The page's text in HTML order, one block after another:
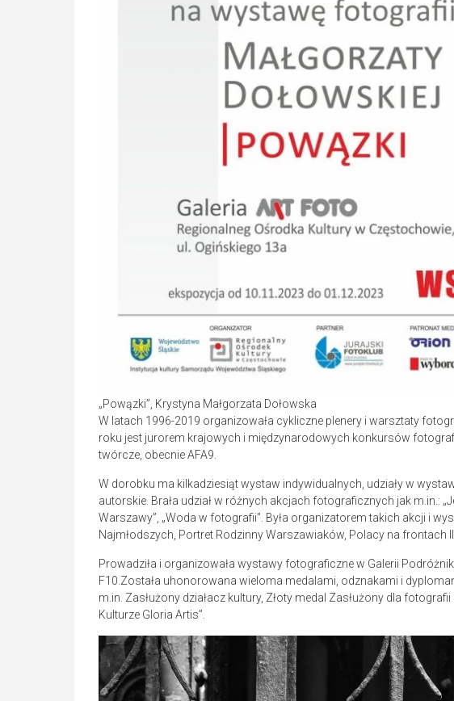
„Powązki”, Krystyna Małgorzata Dołowska
W latach 1996-2019 organizowała cykliczne plenery i warsztaty
roku jest jurorem krajowych i międzynarodowych konkursów
twórcze, obecnie AFA9.
W dorobku ma kilkadziesiąt wystaw indywidualnych, udziały w
autorskie. Brała udział w różnych akcjach fotograficznych jak m.in.:
Warszawy”, „Woda w fotografii”. Była organizatorem takich akcji i
Najmłodszych, Portret Rodzinny Warszawiaków, Polacy na frontach
Prowadziła i organizowała wystawy fotograficzne w Galerii
F10.Została uhonorowana wieloma medalami, odznakami i
m.in. Zasłużony działacz kultury, Złoty medal Zasłużony dla
Kulturze Gloria Artis”.